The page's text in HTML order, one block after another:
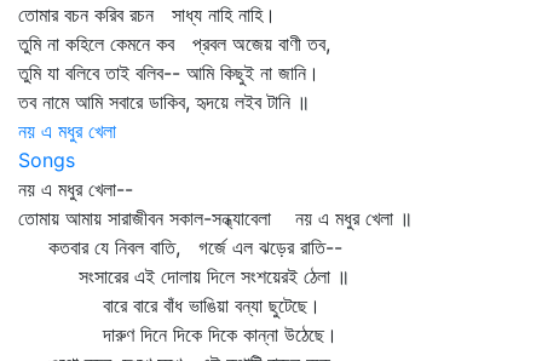
তোমার বচন করিব রচন সাধ্য নাহি নাহি।
তুমি না কহিলে কেমনে কব প্রবল অজেয় বাণী তব,
তুমি যা বলিবে তাই বলিব-- আমি কিছুই না জানি।
তব নামে আমি সবারে ডাকিব, হৃদয়ে লইব টানি ॥
নয় এ মধুর খেলা
Songs
নয় এ মধুর খেলা--
তোমায় আমায় সারাজীবন সকাল-সন্ধ্যাবেলা নয় এ মধুর খেলা ॥
কতবার যে নিবল বাতি, গর্জে এল ঝড়ের রাতি--
সংসারের এই দোলায় দিলে সংশয়েরই ঠেলা ॥
বারে বারে বাঁধ ভাঙিয়া বন্যা ছুটেছে।
দারুণ দিনে দিকে দিকে কান্না উঠেছে।